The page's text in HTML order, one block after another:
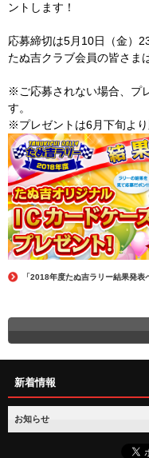
ントします！
応募締切は5月10日（金）
たぬ吉クラブ会員の皆さま
※ご応募されない場合、プ
す。
※プレゼントは6月下旬より
「2018年度たぬ吉ラリー結果発表
新着情報
お知らせ